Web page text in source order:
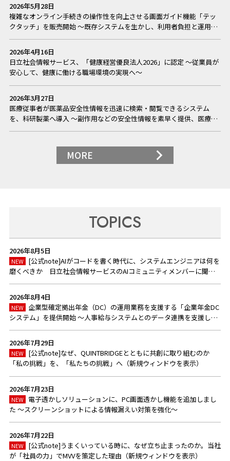
2026年5月28日
複雑なオンライン手続きの操作性を向上させる画面ガイド機能「テッ
クタッチ」を販売開始 ～既存システムを生かし、利用者負担と運用負
2026年4月16日
日立社会情報サービス、「健康経営優良法人2026」に認定 ～従業員が
安心して、健康に働ける職場環境の実現へ～
2026年3月27日
医療従事者が医薬品安全性情報を迅速に検索・閲覧できるシステム
を、科研製薬へ導入 ～副作用などの安全性情報を素早く提供、医療現
場におけるニーズへ迅速に対応～
MORE
TOPICS
2026年8月5日
NEW
[公式note]AIがコードを書く時代に、システムエンジニアは何を
磨くべきか 日立社会情報サービスのAIコミュニティメンバーに聞
く、これからのエンジニア像（新規ウィンドウを表示）
2026年8月4日
NEW
企業型確定拠出年金（DC）の運用業務を支援する「企業年金DC
システム」を提供開始 ～人事給与システムとのデータ連携を支援し、
2026年7月29日
NEW
[公式note]なぜ、QUINTBRIDGEとともに共創に取り組むのか
「私の挑戦」を、「私たちの挑戦」へ（新規ウィンドウを表示）
2026年7月23日
NEW
電子透かしソリューションに、PC画面透かし機能を追加しまし
た ～スクリーンショットによる情報漏えい対策を強化～
2026年7月22日
NEW
[公式note]うまくいっている時に、なぜ立ち止まったのか。当社
が「社員の力」でMVVを策定した理由（新規ウィンドウを表示）